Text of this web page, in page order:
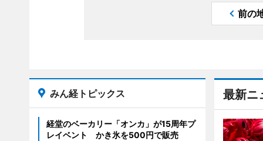
前の
最新ニ
みん経トピックス
経堂のベーカリー「オンカ」が15周年プ
レイベント かき氷を500円で販売